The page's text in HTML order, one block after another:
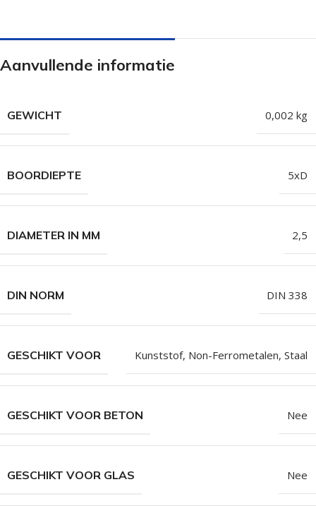
Aanvullende informatie
GEWICHT 0,002 kg
BOORDIEPTE 5xD
DIAMETER IN MM 2,5
DIN NORM DIN 338
GESCHIKT VOOR Kunststof, Non-Ferrometalen, Staal
GESCHIKT VOOR BETON Nee
GESCHIKT VOOR GLAS Nee